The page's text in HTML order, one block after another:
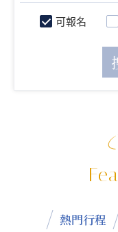
可報名
熱門行程